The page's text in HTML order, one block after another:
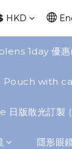
HKD
1day 優惠(
Pouch with
日版散光訂製
隱形眼